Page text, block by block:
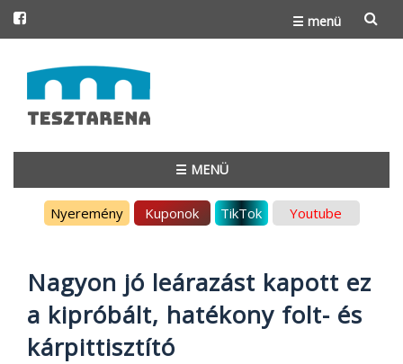
☰ menü
to
content
☰ MENÜ
Nyeremény Kuponok TikTok Youtube
Nagyon jó leárazást kapott ez
a kipróbált, hatékony folt- és
kárpittisztító